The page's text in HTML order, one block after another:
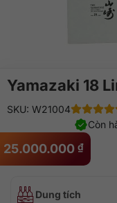
Yamazaki 18
25.000.000 ₫
SKU: W21004
Còn
Dung tích